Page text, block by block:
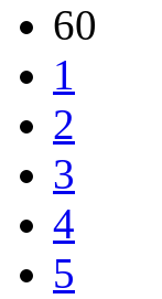
60
1
2
3
4
5